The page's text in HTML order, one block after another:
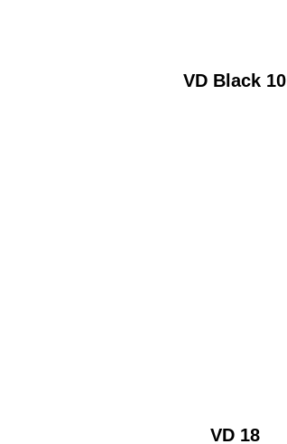
VD Black 10
VD 18